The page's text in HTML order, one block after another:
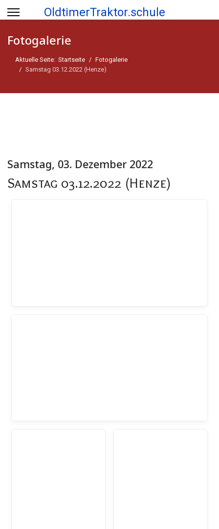
OldtimerTraktor.schule
Fotogalerie
Aktuelle Seite: Startseite
Fotogalerie
Samstag 03.12.2022 (Henze)
Samstag, 03. Dezember 2022
Samstag 03.12.2022 (Henze)